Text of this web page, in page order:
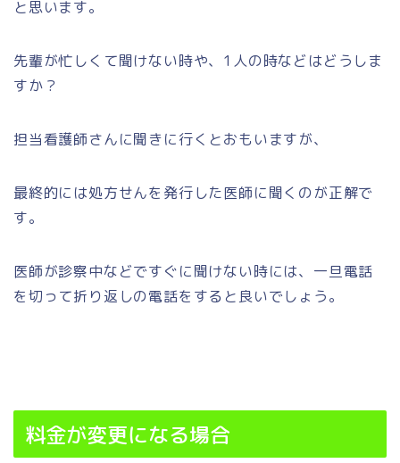
と思います。
先輩が忙しくて聞けない時や、1人の時などはどうしま
すか？
担当看護師さんに聞きに行くとおもいますが、
最終的には処方せんを発行した医師に聞くのが正解で
す。
医師が診察中などですぐに聞けない時には、一旦電話
を切って折り返しの電話をすると良いでしょう。
料金が変更になる場合